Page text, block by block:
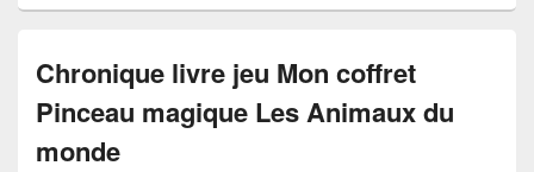
Chronique livre jeu Mon coffret
Pinceau magique Les Animaux du
monde